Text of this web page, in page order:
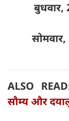
बुधवार,
ALSO
सौम्य और